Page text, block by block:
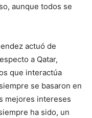
aunque todos se
actuó de
a Qatar,
que interactúa
se basaron en
mejores intereses
ha sido, un